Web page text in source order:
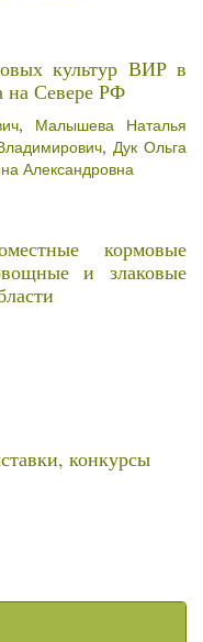
культур ВИР в
на Севере РФ
, Малышева Наталья
, Дук Ольга
Александровна
кормовые
и злаковые
конкурсы